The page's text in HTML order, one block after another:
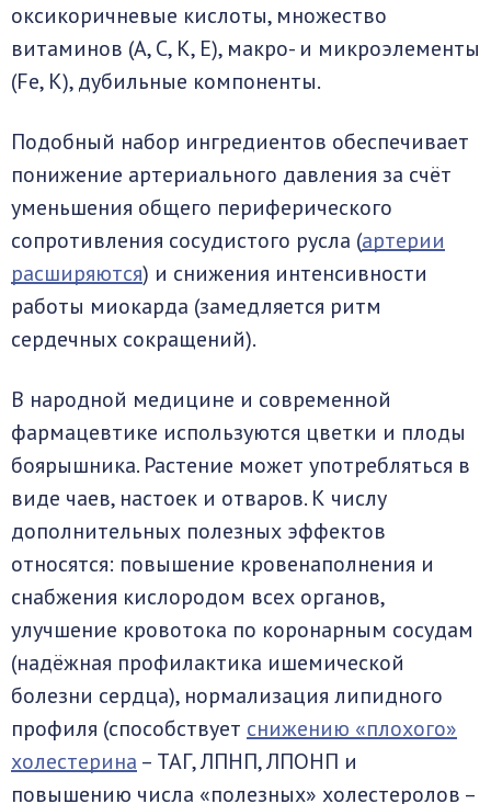
оксикоричневые кислоты, множество
витаминов (А, С, К, Е), макро- и микроэлементы
(Fe, К), дубильные компоненты.
Подобный набор ингредиентов обеспечивает
понижение артериального давления за счёт
уменьшения общего периферического
сопротивления сосудистого русла (артерии
расширяются) и снижения интенсивности
работы миокарда (замедляется ритм
сердечных сокращений).
В народной медицине и современной
фармацевтике используются цветки и плоды
боярышника. Растение может употребляться в
виде чаев, настоек и отваров. К числу
дополнительных полезных эффектов
относятся: повышение кровенаполнения и
снабжения кислородом всех органов,
улучшение кровотока по коронарным сосудам
(надёжная профилактика ишемической
болезни сердца), нормализация липидного
профиля (способствует снижению «плохого»
холестерина – ТАГ, ЛПНП, ЛПОНП и
повышению числа «полезных» холестеролов –